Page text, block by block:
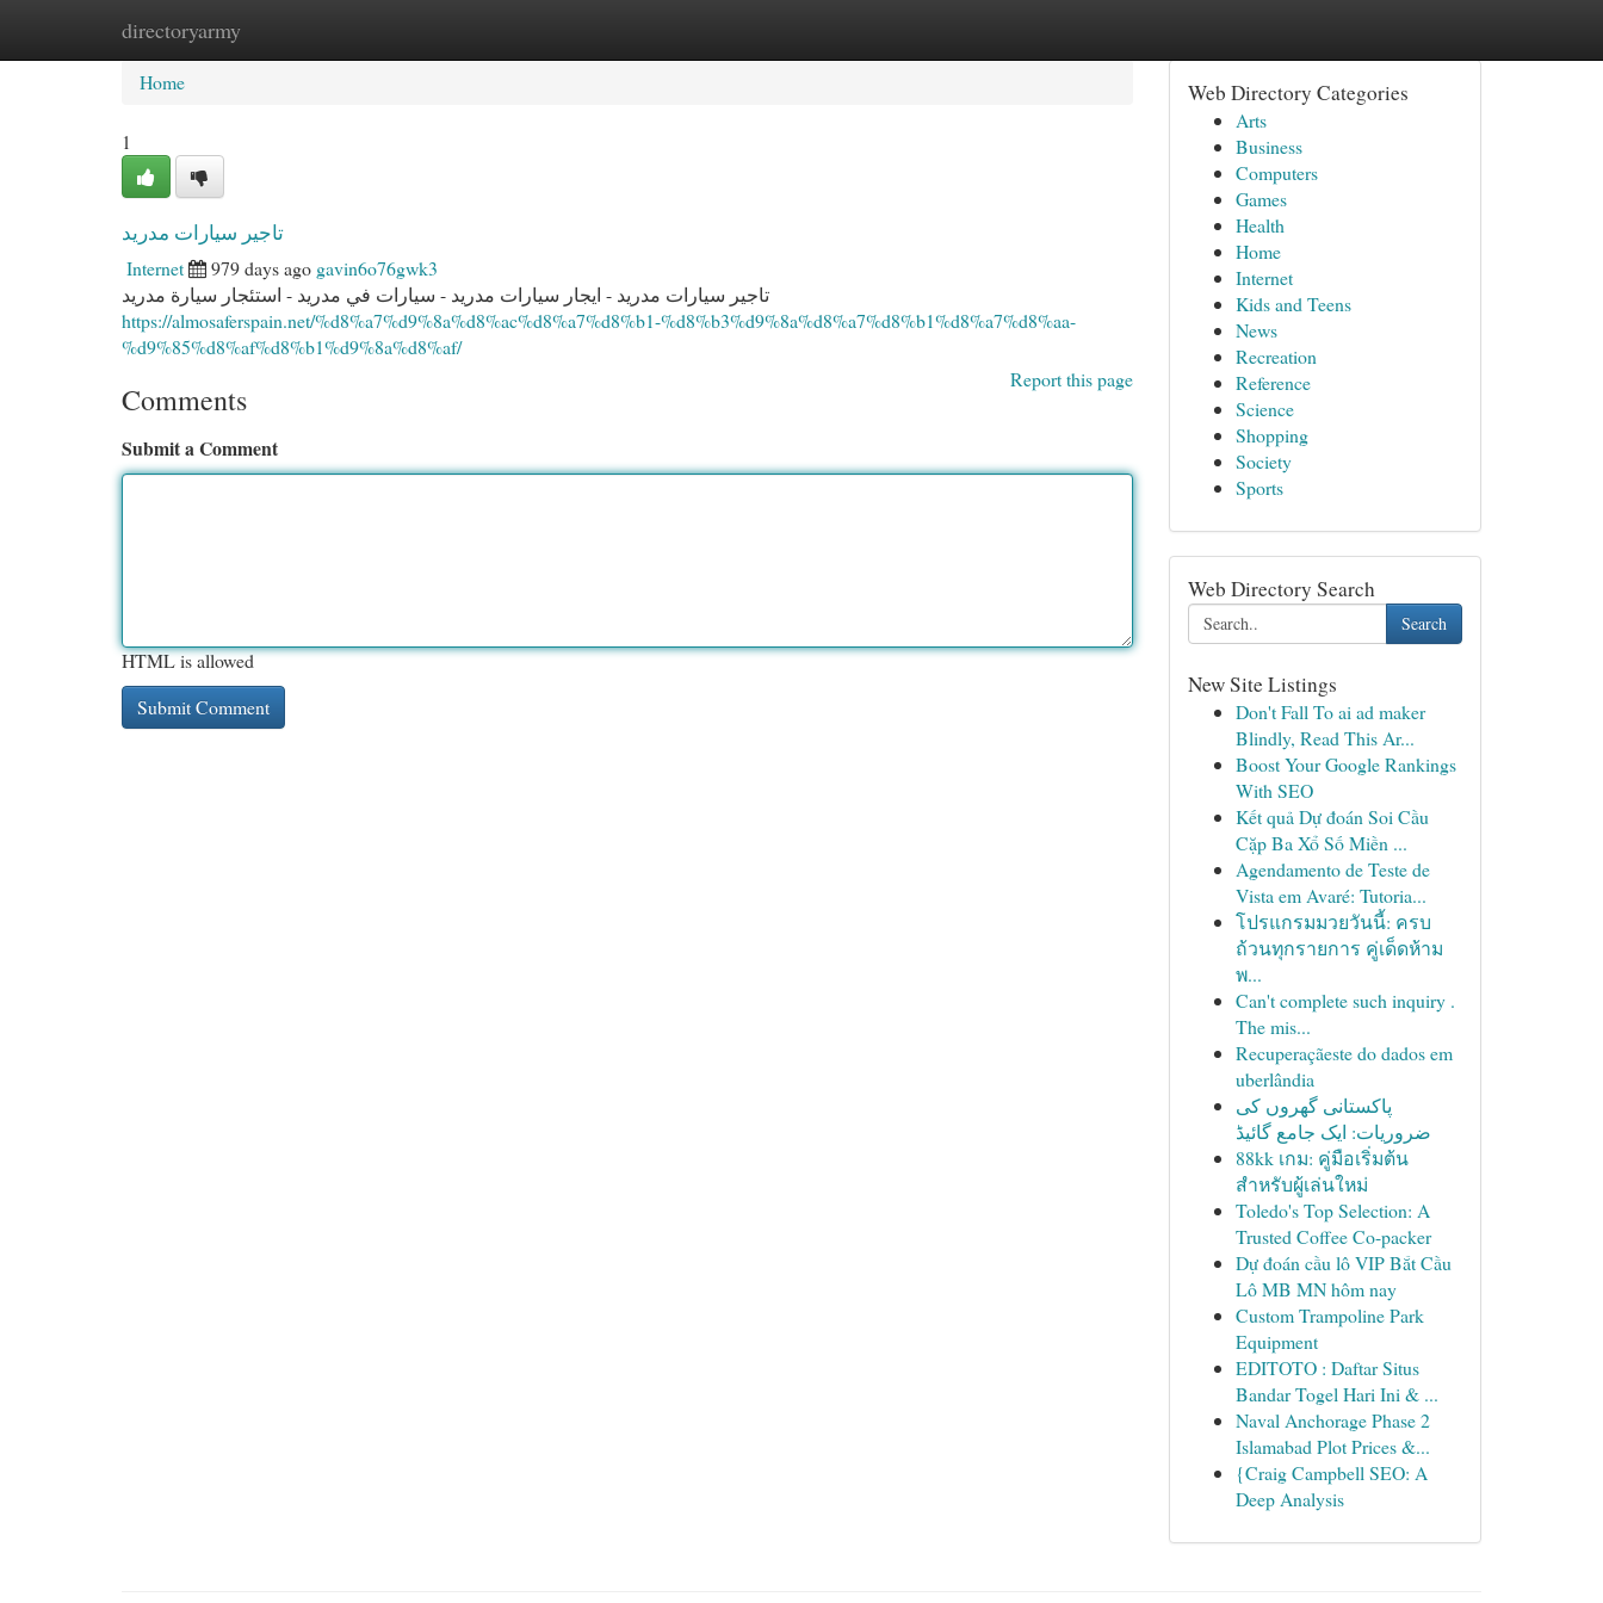
directoryarmy
Home New Site Listings
Home
1
تاجير سيارات مدريد
Internet 979 days ago gavin6o76gwk3
تاجير سيارات مدريد - ايجار سيارات مدريد - سيارات في مدريد - استئجار سيارة مدريد
https://almosaferspain.net/%d8%a7%d9%8a%d8%ac%d8%a7%d8%b1-%d8%b3%d9%8a%d8%a7%d8%b1%d8%a7%d8%aa-
%d9%85%d8%af%d8%b1%d9%8a%d8%af/
Report this page
Comments
Submit a Comment
HTML is allowed
Web Directory Categories
Arts
Business
Computers
Games
Health
Home
Internet
Kids and Teens
News
Recreation
Reference
Science
Shopping
Society
Sports
Web Directory Search
Search
New Site Listings
Don't Fall To ai ad maker
Blindly, Read This Ar...
Boost Your Google Rankings
With SEO
Kết quả Dự đoán Soi Cầu
Cặp Ba Xổ Số Miền ...
Agendamento de Teste de
Vista em Avaré: Tutoria...
โปรแกรมมวยวันนี้: ครบ
ถ้วนทุกรายการ คู่เด็ดห้าม
พ...
Can't complete such inquiry .
The mis...
Recuperaçãeste do dados em
uberlândia
پاکستانی گھروں کی
ضروریات: ایک جامع گائیڈ
88kk เกม: คู่มือเริ่มต้น
สำหรับผู้เล่นใหม่
Toledo's Top Selection: A
Trusted Coffee Co-packer
Dự đoán cầu lô VIP Bắt Cầu
Lô MB MN hôm nay
Custom Trampoline Park
Equipment
EDITOTO : Daftar Situs
Bandar Togel Hari Ini & ...
Naval Anchorage Phase 2
Islamabad Plot Prices &...
{Craig Campbell SEO: A
Deep Analysis